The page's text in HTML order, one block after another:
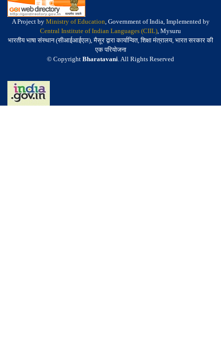
A Project by Ministry of Education, Government of India, Implemented by
Central Institute of Indian Languages (CIIL), Mysuru
भारतीय भाषा संस्थान (सीआईआईएल), मैसूर द्वारा कार्यान्वित, शिक्षा मंत्रालय, भारत सरकार की
एक परियोजना
© Copyright Bharatavani. All Rights Reserved